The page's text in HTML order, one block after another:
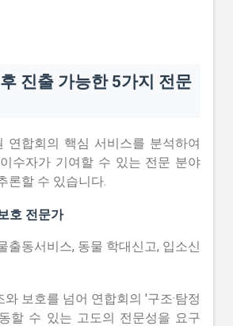
진출 가능한 5가지 전문
연합회의 핵심 서비스를 분석하여
수자가 기여할 수 있는 전문 분야
론할 수 있습니다.
호 전문가
출동서비스, 동물 학대신고, 입소신
보호를 넘어 연합회의 '구조·탐정
할 수 있는 고도의 전문성을 요구